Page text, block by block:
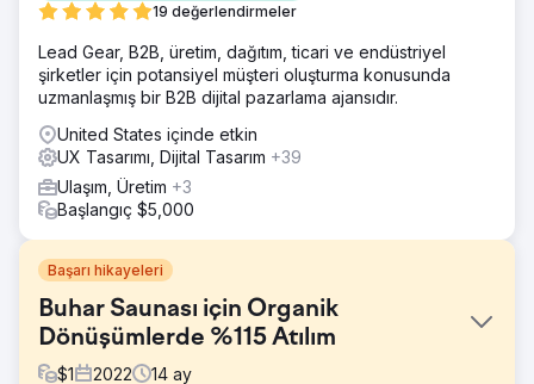
19 değerlendirmeler
Lead Gear, B2B, üretim, dağıtım, ticari ve endüstriyel
şirketler için potansiyel müşteri oluşturma konusunda
uzmanlaşmış bir B2B dijital pazarlama ajansıdır.
United States içinde etkin
UX Tasarımı, Dijital Tasarım +39
Ulaşım, Üretim +3
Başlangıç $5,000
Başarı hikayeleri
Buhar Saunası için Organik
Dönüşümlerde %115 Atılım
$1 2022 14 ay